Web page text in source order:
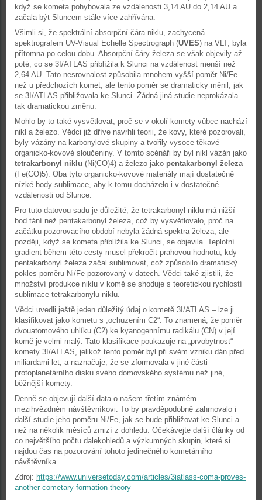
když se kometa pohybovala ze vzdálenosti 3,14 AU do 2,14 AU a
začala být Sluncem stále více zahřívána.
Všimli si, že spektrální absorpční čára niklu, zachycená
spektrografem UV-Visual Echelle Spectrograph (UVES) na VLT, byla
přítomna po celou dobu. Absorpční čáry železa se však objevily až
poté, co se 3I/ATLAS přiblížila k Slunci na vzdálenost menší než
2,64 AU. Tato nesrovnalost způsobila mnohem vyšší poměr Ni/Fe
než u předchozích komet, ale tento poměr se dramaticky měnil, jak
se 3I/ATLAS přibližovala ke Slunci. Žádná jiná studie neprokázala
tak dramatickou změnu.
Mohlo by to také vysvětlovat, proč se v okolí komety vůbec nachází
nikl a železo. Vědci již dříve navrhli teorii, že kovy, které pozorovali,
byly vázány na karbonylové skupiny a tvořily vysoce těkavé
organicko-kovové sloučeniny. V tomto scénáři by byl nikl vázán jako
tetrakarbonyl niklu (Ni(CO)4) a železo jako pentakarbonyl železa
(Fe(CO)5). Oba tyto organicko-kovové materiály mají dostatečně
nízké body sublimace, aby k tomu docházelo i v dostatečné
vzdálenosti od Slunce.
Pro tuto datovou sadu je důležité, že tetrakarbonyl niklu má nižší
bod tání než pentakarbonyl železa, což by vysvětlovalo, proč na
začátku pozorovacího období nebyla žádná spektra železa, ale
později, když se kometa přiblížila ke Slunci, se objevila. Teplotní
gradient během této cesty musel překročit prahovou hodnotu, kdy
pentakarbonyl železa začal sublimovat, což způsobilo dramatický
pokles poměru Ni/Fe pozorovaný v datech. Vědci také zjistili, že
množství produkce niklu v komě se shoduje s teoretickou rychlostí
sublimace tetrakarbonylu niklu.
Vědci uvedli ještě jeden důležitý údaj o kometě 3I/ATLAS – lze ji
klasifikovat jako kometu s „ochuzením C2“. To znamená, že poměr
dvouatomového uhlíku (C2) ke kyanogennímu radikálu (CN) v její
komě je velmi malý. Tato klasifikace poukazuje na „prvobytnost“
komety 3I/ATLAS, jelikož tento poměr byl při svém vzniku dán před
miliardami let, a naznačuje, že se zformovala v jiné části
protoplanetárního disku svého domovského systému než jiné,
běžnější komety.
Denně se objevují další data o našem třetím známém
mezihvězdném návštěvníkovi. To by pravděpodobně zahrnovalo i
další studie jeho poměru Ni/Fe, jak se bude přibližovat ke Slunci a
než na několik měsíců zmizí z dohledu. Očekávejte další články od
co největšího počtu dalekohledů a výzkumných skupin, které si
najdou čas na pozorování tohoto jedinečného kometárního
návštěvníka.
Zdroj: https://www.universetoday.com/articles/3iatlass-coma-proves-
another-cometary-formation-theory